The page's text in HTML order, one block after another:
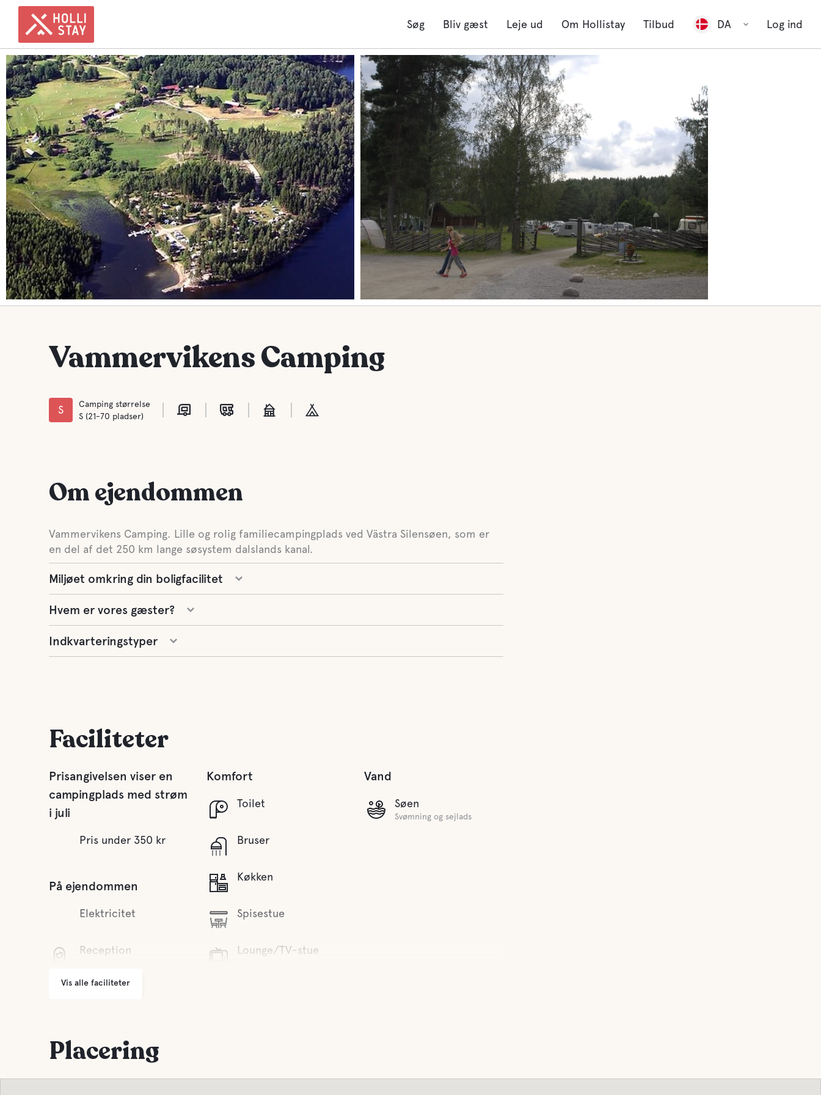
Søg Bliv gæst Leje ud Om Hollistay Tilbud DA Log ind
Vammervikens Camping
S
Camping størrelse
S (21-70 pladser)
Om ejendommen
Vammervikens Camping. Lille og rolig familiecampingplads ved Västra Silensøen, som er
en del af det 250 km lange søsystem dalslands kanal.
Miljøet omkring din boligfacilitet
Hvem er vores gæster?
Indkvarteringstyper
Faciliteter
Prisangivelsen viser en
campingplads med strøm
i juli
Pris under 350 kr
På ejendommen
Elektricitet
Reception
Parkering
Bortskaffelse af
Komfort
Toilet
Bruser
Køkken
Spisestue
Lounge/TV-stue
Vand
Søen
Svømning og sejlads
Vis alle faciliteter
Placering